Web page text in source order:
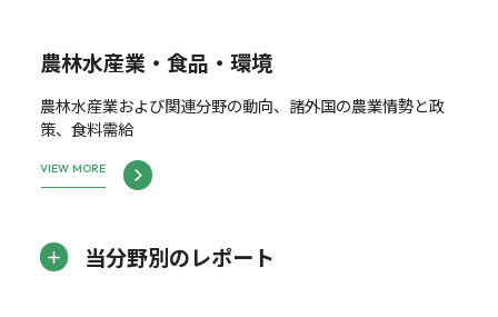
農林水産業・食品・環境
農林水産業および関連分野の動向、諸外国の農業情勢と政
策、食料需給
VIEW MORE
当分野別のレポート